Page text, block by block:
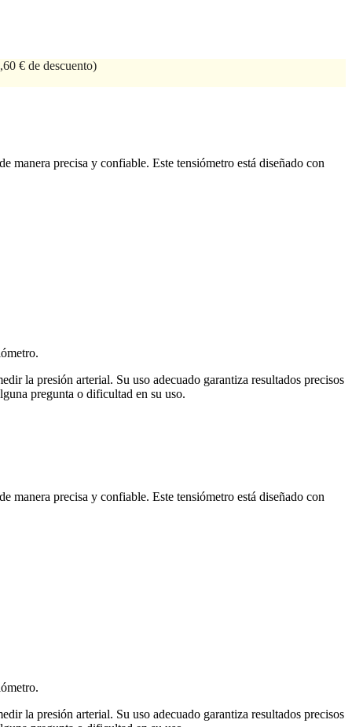
€ de descuento)
precisa y confiable. Este tensiómetro está diseñado con
la presión arterial. Su uso adecuado garantiza resultados precisos
pregunta o dificultad en su uso.
precisa y confiable. Este tensiómetro está diseñado con
la presión arterial. Su uso adecuado garantiza resultados precisos